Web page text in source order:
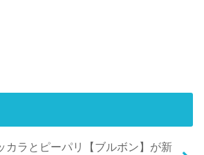
カラとピーパリ【ブルボン】が新